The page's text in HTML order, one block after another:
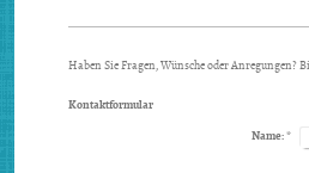
Haben Sie Fragen, Wünsche oder Anregungen?
Kontaktformular
Name:*